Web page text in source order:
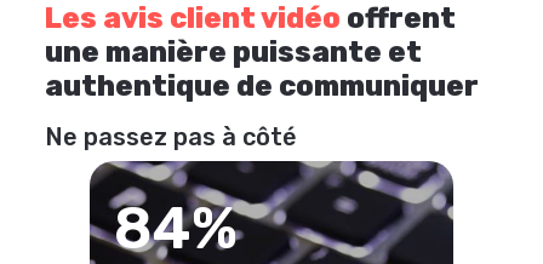
Les avis client vidéo offrent
une manière puissante et
authentique de communiquer
Ne passez pas à côté
84%